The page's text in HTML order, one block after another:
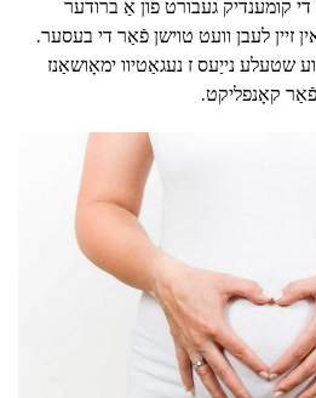
קומענדיק געבורט פון אַ ברודער
לעבן וועט טוישן פֿאַר די בעסער.
שטעלע נייַעס ז נעגאַטיוו ימאָושאַנז
פֿאַר קאָנפליקט.